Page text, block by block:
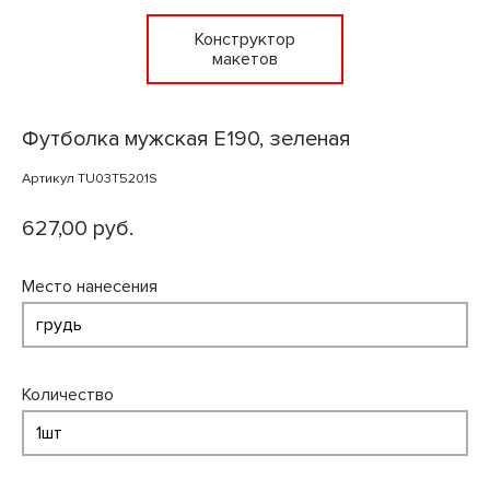
Конструктор
макетов
Футболка мужская E190, зеленая
Артикул TU03T5201S
627,00 руб.
Место нанесения
Количество